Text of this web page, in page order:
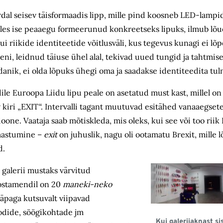
seisev täisformaadis lipp, mille pind koosneb LED-
ise peaaegu formeerunud konkreetseks lipuks, ilmub
riikide identiteetide võitlusväli, kus tegevus kunagi ei
leidnud täiuse ühel alal, tekivad uued tungid ja
ei olda lõpuks ühegi oma ja saadakse identiteedita
Euroopa Liidu lipu peale on asetatud must kast, millel
„EXIT“. Intervalli tagant muutuvad esitähed
Vaataja saab mõtiskleda, mis oleks, kui see või too
– exiton juhuslik, nagu oli ootamatu Brexit, mille
galerii mustaks värvitud
on 20 maneki-neko
kutsuvalt viipavad
söögikohtade jm